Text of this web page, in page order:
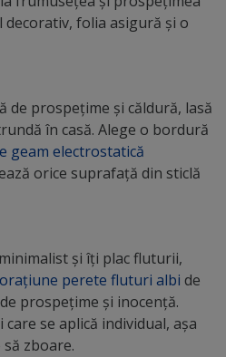
folia asigură și o
de prospețime și căldură, lasă
în casă. Alege o bordură
geam electrostatică
orice suprafaţă din sticlă
și îți plac fluturii,
perete fluturi albi de
prospețime și inocență.
se aplică individual, așa
zboare.